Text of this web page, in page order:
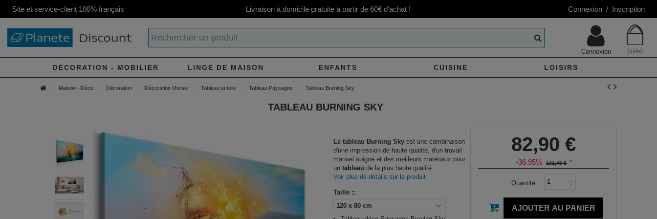
Site et service-client 100% français Livraison à domicile gratuite à partir de 60€ d'achat ! Connexion / Inscription
(vide)
Connexion
DÉCORATION - MOBILIER LINGE DE MAISON ENFANTS CUISINE LOISIRS
Maison - Déco Décoration Décoration Murale Tableau et toile Tableau Paysages Tableau Burning Sky
TABLEAU BURNING SKY
Le tableau Burning Sky est une combinaison
d'une impression de haute qualité, d'un travail
manuel soigné et des meilleurs matériaux pour
un tableau de la plus haute qualité
Voir plus de détails sur le produit
Taille ::
82,90 €
-36.95% 131,49 € *
Quantité :
AJOUTER AU PANIER